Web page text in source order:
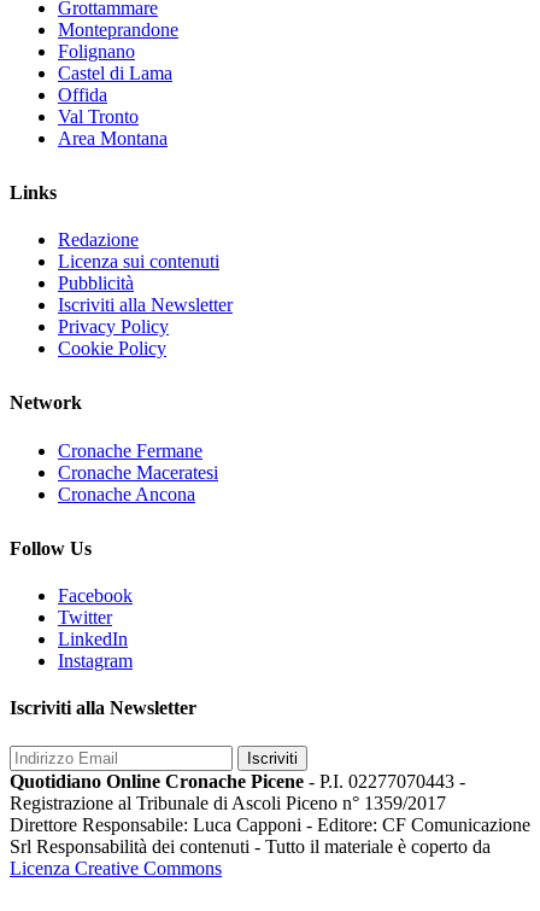
Grottammare
Monteprandone
Folignano
Castel di Lama
Offida
Val Tronto
Area Montana
Links
Redazione
Licenza sui contenuti
Pubblicità
Iscriviti alla Newsletter
Privacy Policy
Cookie Policy
Network
Cronache Fermane
Cronache Maceratesi
Cronache Ancona
Follow Us
Facebook
Twitter
LinkedIn
Instagram
Iscriviti alla Newsletter
Iscriviti
Quotidiano Online Cronache Picene - P.I. 02277070443 -
Registrazione al Tribunale di Ascoli Piceno n° 1359/2017
Direttore Responsabile: Luca Capponi - Editore: CF Comunicazione
Srl Responsabilità dei contenuti - Tutto il materiale è coperto da
Licenza Creative Commons